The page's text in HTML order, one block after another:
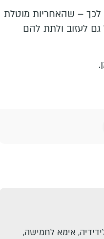
לכך – שהאחריות מוטלת
לעזוב ולתת להם
אימא לחמישה,